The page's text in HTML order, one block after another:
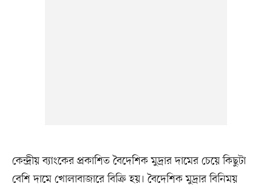
কেন্দ্রীয় ব্যাংকের প্রকাশিত বৈদেশিক মুদ্রার দামের চেয়ে কিছুটা
বেশি দামে খোলাবাজারে বিক্রি হয়। বৈদেশিক মুদ্রার বিনিময়